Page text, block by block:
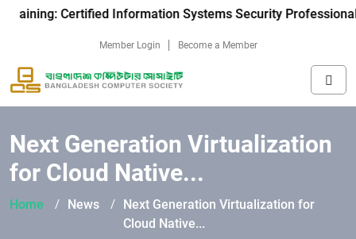
Certified Information Systems Security Professional-
Member Login Become a Member
Next Generation Virtualization
for Cloud Native...
Home News
Next Generation Virtualization for
Cloud Native...